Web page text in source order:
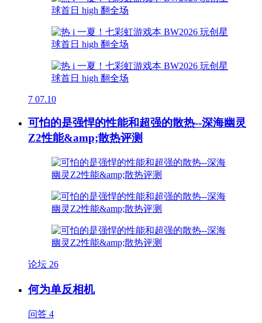
7 07.10
可怕的是强悍的性能和超强的散热--深海幽灵
Z2性能&amp;散热评测
论坛 26
何为单反相机
问答 4